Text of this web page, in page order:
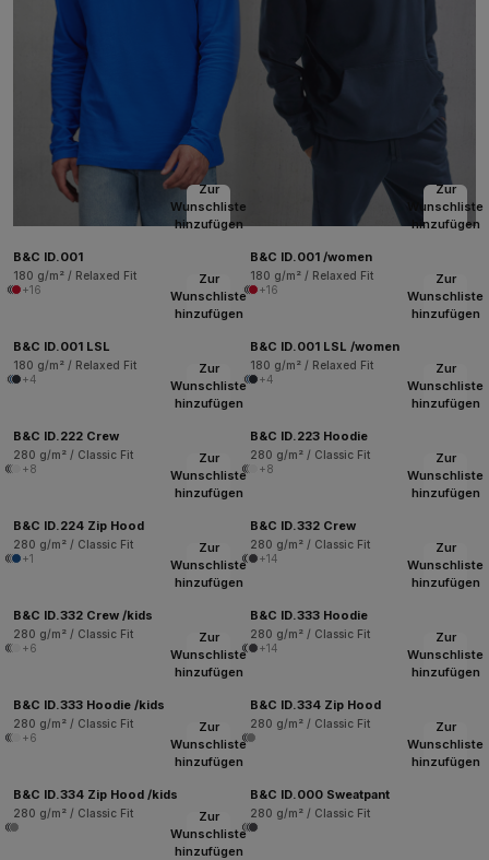
Zur
Wunschliste
hinzufügen
B&C ID.001
180 g/m² / Relaxed Fit
+16
Zur
Wunschliste
hinzufügen
B&C ID.001 /women
180 g/m² / Relaxed Fit
+16
Zur
Wunschliste
hinzufügen
B&C ID.001 LSL
180 g/m² / Relaxed Fit
+4
Zur
Wunschliste
hinzufügen
B&C ID.001 LSL /women
180 g/m² / Relaxed Fit
+4
Zur
Wunschliste
hinzufügen
B&C ID.222 Crew
280 g/m² / Classic Fit
+8
Zur
Wunschliste
hinzufügen
B&C ID.223 Hoodie
280 g/m² / Classic Fit
+8
Zur
Wunschliste
hinzufügen
B&C ID.224 Zip Hood
280 g/m² / Classic Fit
+1
Zur
Wunschliste
hinzufügen
B&C ID.332 Crew
280 g/m² / Classic Fit
+14
Zur
Wunschliste
hinzufügen
B&C ID.332 Crew /kids
280 g/m² / Classic Fit
+6
Zur
Wunschliste
hinzufügen
B&C ID.333 Hoodie
280 g/m² / Classic Fit
+14
Zur
Wunschliste
hinzufügen
B&C ID.333 Hoodie /kids
280 g/m² / Classic Fit
+6
Zur
Wunschliste
hinzufügen
B&C ID.334 Zip Hood
280 g/m² / Classic Fit
Zur
Wunschliste
hinzufügen
B&C ID.334 Zip Hood /kids
280 g/m² / Classic Fit
Zur
Wunschliste
hinzufügen
B&C ID.000 Sweatpant
280 g/m² / Classic Fit
Zur
Wunschliste
hinzufügen